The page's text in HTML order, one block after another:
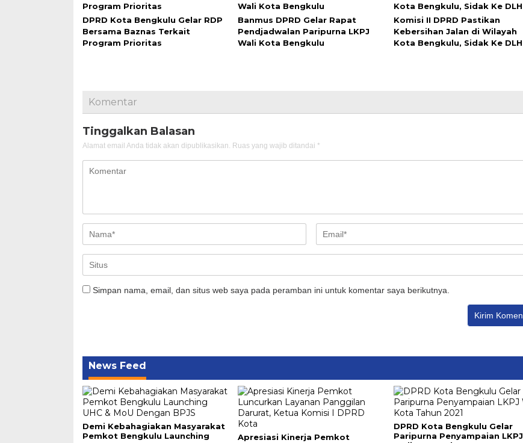
DPRD Kota Bengkulu Gelar RDP
Bersama Baznas Terkait
Program Prioritas
Banmus DPRD Gelar Rapat
Pendjadwalan Paripurna LKPJ
Wali Kota Bengkulu
Komisi II DPRD Pastikan
Kebersihan Jalan di Wilayah
Kota Bengkulu, Sidak Ke DLH
Komentar
Tinggalkan Balasan
Alamat email Anda tidak akan dipublikasikan. Ruas yang wajib ditandai *
Simpan nama, email, dan situs web saya pada peramban ini untuk komentar saya berikutnya.
News Feed
Demi Kebahagiakan Masyarakat
Pemkot Bengkulu Launching
Apresiasi Kinerja Pemkot
DPRD Kota Bengkulu Gelar
Paripurna Penyampaian LKPJ